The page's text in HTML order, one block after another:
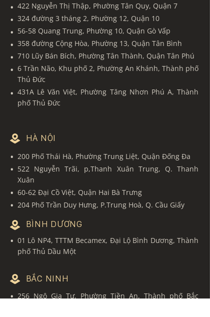
422 Nguyễn Thị Thập, Phường Tân Quy, Quận 7
324 đường 3 tháng 2, Phường 12, Quận 10
56-58 Quang Trung, Phường 10, Quận Gò Vấp
358 đường Cộng Hòa, Phường 13, Quận Tân Bình
710 Lũy Bán Bích, Phường Tân Thành, Quận Tân Phú
6 Trần Não, Khu phố 2, Phường An Khánh, Thành phố
Thủ Đức
431A Lê Văn Việt, Phường Tăng Nhơn Phú A, Thành
phố Thủ Đức
HÀ NỘI
200 Phố Thái Hà, Phường Trung Liệt, Quận Đống Đa
522 Nguyễn Trãi, p,Thanh Xuân Trung, Q. Thanh
Xuân
60-62 Đại Cồ Việt, Quận Hai Bà Trưng
204 Phố Trần Duy Hưng, P.Trung Hoà, Q. Cầu Giấy
BÌNH DƯƠNG
01 Lô NP4, TTTM Becamex, Đại Lộ Bình Dương, Thành
phố Thủ Dầu Một
BẮC NINH
256 Ngô Gia Tự, Phường Tiền An, Thành phố Bắc